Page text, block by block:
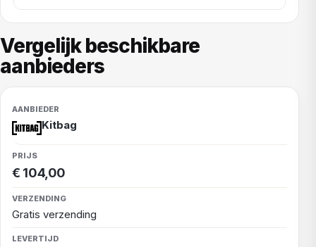
Vergelijk beschikbare
aanbieders
Kitbag
€ 104,00
Gratis verzending